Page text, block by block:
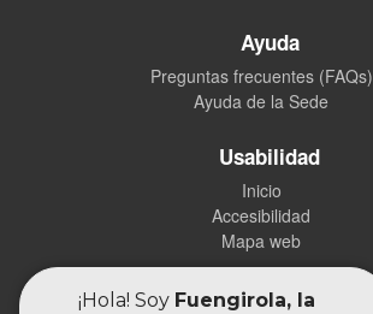
Ayuda
Preguntas frecuentes (FAQs)
Ayuda de la Sede
Usabilidad
Inicio
Accesibilidad
Mapa web